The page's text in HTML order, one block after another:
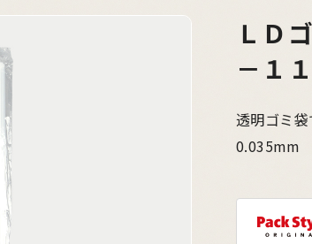
ＬＤ
－１１
透明ゴミ袋
0.035mm